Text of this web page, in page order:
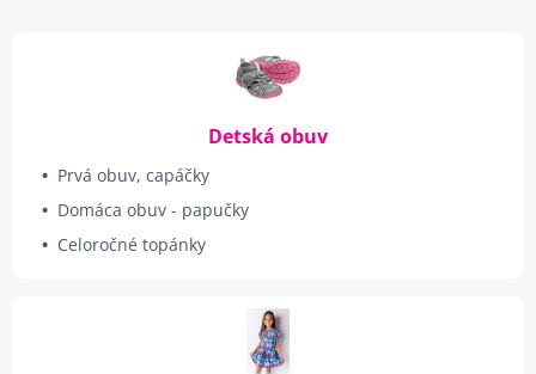
Detská obuv
Prvá obuv, capáčky
Domáca obuv - papučky
Celoročné topánky